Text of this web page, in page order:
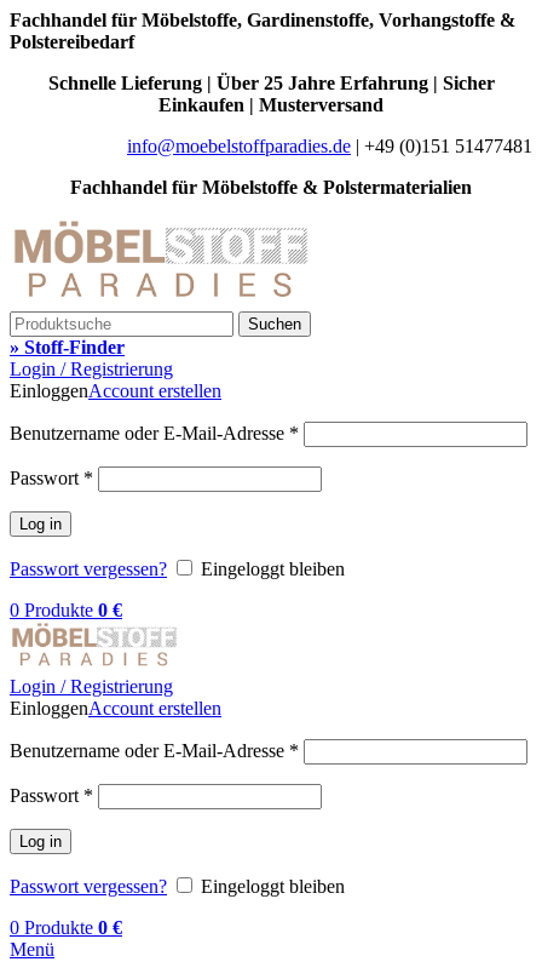
Fachhandel für Möbelstoffe, Gardinenstoffe, Vorhangstoffe &
Polstereibedarf
Schnelle Lieferung | Über 25 Jahre Erfahrung | Sicher
Einkaufen | Musterversand
info@moebelstoffparadies.de | +49 (0)151 51477481
Fachhandel für Möbelstoffe & Polstermaterialien
Suchen
» Stoff-Finder
Login / Registrierung
EinloggenAccount erstellen
Benutzername oder E-Mail-Adresse *
Passwort *
Log in
Passwort vergessen?
Eingeloggt bleiben
0 Produkte 0 €
Login / Registrierung
EinloggenAccount erstellen
Benutzername oder E-Mail-Adresse *
Passwort *
Log in
Passwort vergessen?
Eingeloggt bleiben
0 Produkte 0 €
Menü